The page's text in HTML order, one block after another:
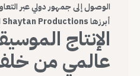
الوصول إلى جمهور دولي عبر
أبرزها Shaytan Productions الكندية.
الإنتاج
عالمي من